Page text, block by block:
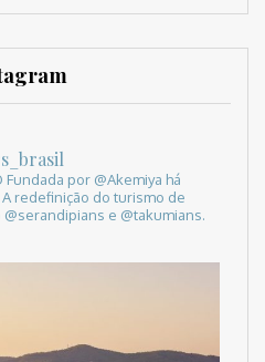
Fundada por @Akemiya há
A redefinição do turismo de
e @takumians.